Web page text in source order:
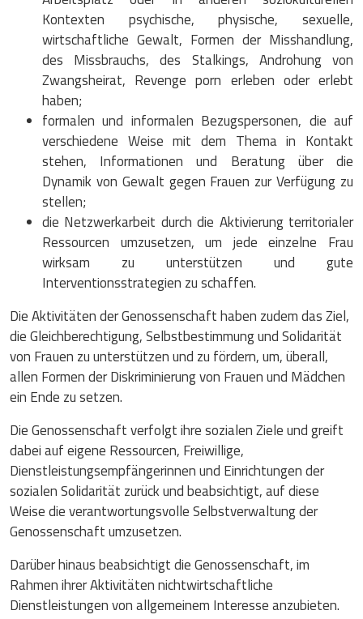
Kontexten psychische, physische, sexuelle,
wirtschaftliche Gewalt, Formen der Misshandlung,
des Missbrauchs, des Stalkings, Androhung von
Zwangsheirat, Revenge porn erleben oder erlebt
haben;
formalen und informalen Bezugspersonen, die auf
verschiedene Weise mit dem Thema in Kontakt
stehen, Informationen und Beratung über die
Dynamik von Gewalt gegen Frauen zur Verfügung zu
stellen;
die Netzwerkarbeit durch die Aktivierung territorialer
Ressourcen umzusetzen, um jede einzelne Frau
wirksam zu unterstützen und gute
Interventionsstrategien zu schaffen.
Die Aktivitäten der Genossenschaft haben zudem das Ziel,
die Gleichberechtigung, Selbstbestimmung und Solidarität
von Frauen zu unterstützen und zu fördern, um, überall,
allen Formen der Diskriminierung von Frauen und Mädchen
ein Ende zu setzen.
Die Genossenschaft verfolgt ihre sozialen Ziele und greift
dabei auf eigene Ressourcen, Freiwillige,
Dienstleistungsempfängerinnen und Einrichtungen der
sozialen Solidarität zurück und beabsichtigt, auf diese
Weise die verantwortungsvolle Selbstverwaltung der
Genossenschaft umzusetzen.
Darüber hinaus beabsichtigt die Genossenschaft, im
Rahmen ihrer Aktivitäten nichtwirtschaftliche
Dienstleistungen von allgemeinem Interesse anzubieten.